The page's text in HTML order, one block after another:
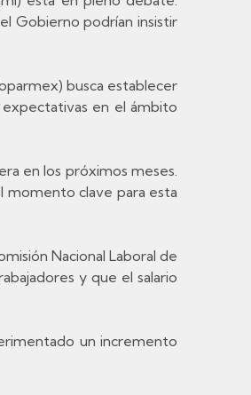
Gobierno podrían insistir
busca establecer
expectativas en el ámbito
en los próximos meses.
momento clave para esta
Nacional Laboral de
y que el salario
un incremento